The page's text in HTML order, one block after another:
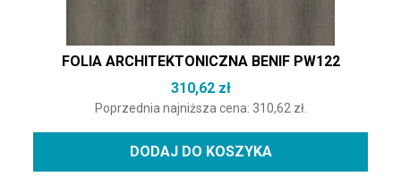
FOLIA ARCHITEKTONICZNA BENIF PW122
310,62 zł
Poprzednia najniższa cena: 310,62 zł.
DODAJ DO KOSZYKA